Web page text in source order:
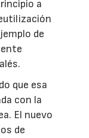
a
de
que esa
con la
El nuevo
de